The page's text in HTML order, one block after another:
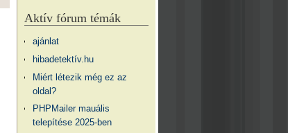
Aktív fórum témák
ajánlat
hibadetektív.hu
Miért létezik még ez az
oldal?
PHPMailer mauális
telepítése 2025-ben